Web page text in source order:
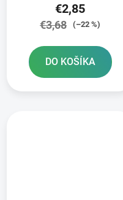
€2,85
€3,68 (–22 %)
DO KOŠÍKA